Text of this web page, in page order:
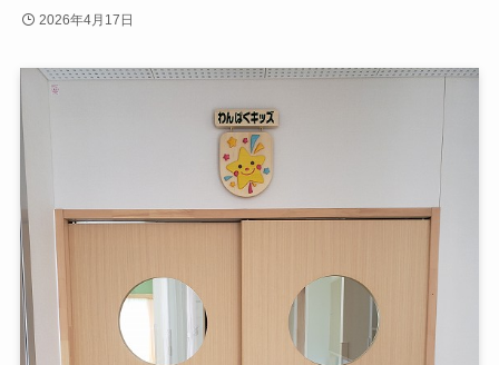
2026年4月17日